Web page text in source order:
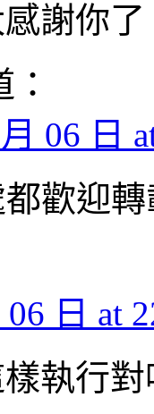
謝你
06 日
歡迎
日 at
執行